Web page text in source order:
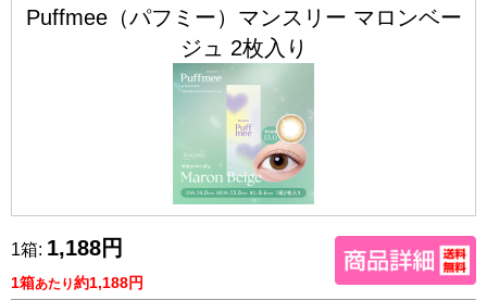
Puffmee（パフミー）マンスリー マロンベー
ジュ 2枚入り
1箱: 1,188円
1箱あたり約1,188円